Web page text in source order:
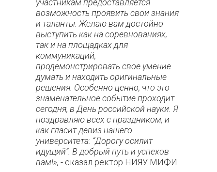
участникам предоставляется
возможность проявить свои знания
и таланты. Желаю вам достойно
выступить как на соревнованиях,
так и на площадках для
коммуникаций,
продемонстрировать свое умение
думать и находить оригинальные
решения. Особенно ценно, что это
знаменательное событие проходит
сегодня, в День российской науки. Я
поздравляю всех с праздником, и
как гласит девиз нашего
университета: “Дорогу осилит
идущий”. В добрый путь и успехов
вам!», - сказал ректор НИЯУ МИФИ.